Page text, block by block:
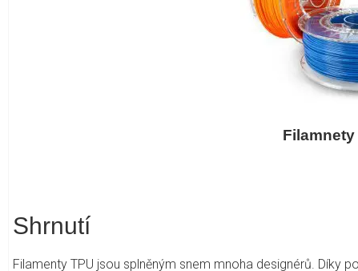
Shrnutí
Filamenty TPU jsou splněným snem mnoha designérů. Díky